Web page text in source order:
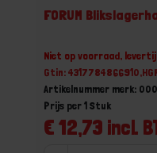
FORUM
Niet op voorraad,
Gtin:
Artikelnummer merk:
€ 12,73 incl.
Prijs per 1 Stuk